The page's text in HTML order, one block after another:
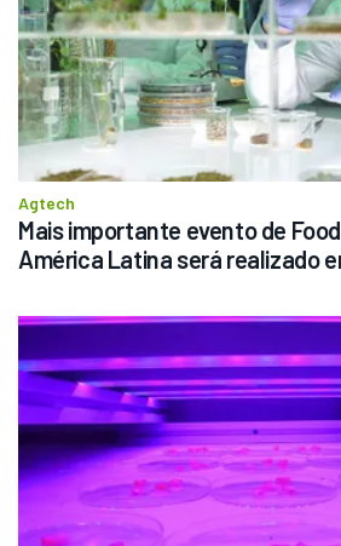
Usado
Pá Carregadeira Cat 966
Ano 1987
Londrina
R$
Consultar
Agtech
Mais importante evento de
América Latina será realizado